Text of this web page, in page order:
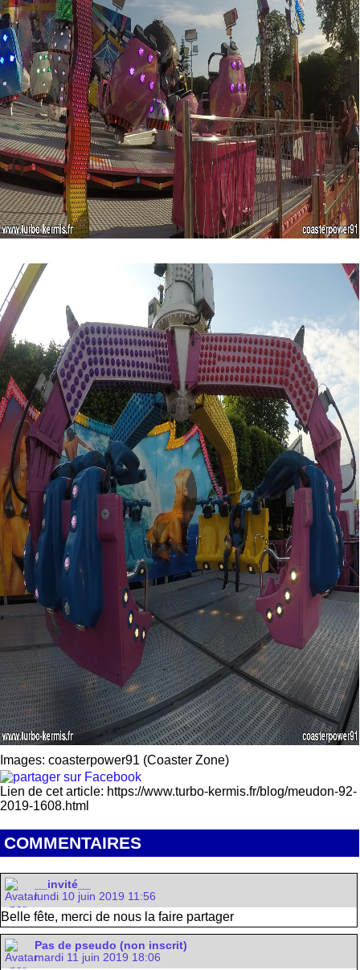
Images: coasterpower91 (Coaster Zone)
Lien de cet article: https://www.turbo-kermis.fr/blog/meudon-92-
2019-1608.html
COMMENTAIRES
__invité__
lundi 10 juin 2019 11:56
Belle fête, merci de nous la faire partager
Pas de pseudo (non inscrit)
mardi 11 juin 2019 18:06